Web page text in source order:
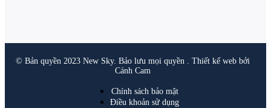
© Bản quyền 2023 New Sky. Bảo lưu mọi quyền . Thiết kế web bởi
Cánh Cam
Chính sách bảo mật
Điều khoản sử dụng